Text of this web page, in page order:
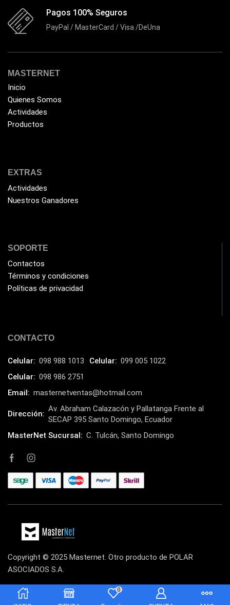
0
Pagos 100% Seguros
PayPal / MasterCard / Visa /DeUna
MASTERNET
Inicio
Quienes Somos
Actividades
Productos
EXTRAS
Actividades
Nuestros Ganadores
SOPORTE
Contactos
Términos y condiciones
Políticas de privacidad
CONTACTO
Celular: 098 988 1013 Celular: 099 005 1022
Celular: 098 986 2751
Email: masternetventas@hotmail.com
Dirección:
Av. Abraham Calazacón y Pallatanga Frente al
SECAP 395 Santo Domingo, Ecuador
MasterNet Sucursal: C. Tulcán, Santo Domingo
Copyright © 2025 Masternet. Otro producto de POLAR
ASOCIADOS S.A.